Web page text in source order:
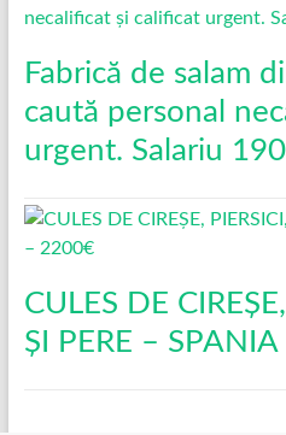
Fabrică de salam
caută personal
urgent. Salariu
CULES DE
ȘI PERE –